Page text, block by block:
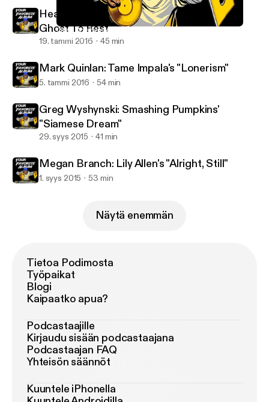
Greg Wyshynski: Smashing Pumpkins' "Siamese Dream"
Your Favorite Album
Heather Hynes: Kevin Devine's "Put Your
Ghost To Rest"
19. tammi 2016 45 min
Mark Quinlan: Tame Impala's "Lonerism"
5. tammi 2016 54 min
Greg Wyshynski: Smashing Pumpkins'
"Siamese Dream"
29. syys 2015 41 min
Megan Branch: Lily Allen's "Alright, Still"
1. syys 2015 53 min
Näytä enemmän
Tietoa Podimosta
Työpaikat
Blogi
Kaipaatko apua?
Podcastaajille
Kirjaudu sisään podcastaajana
Podcastaajan FAQ
Yhteisön säännöt
Kuuntele iPhonella